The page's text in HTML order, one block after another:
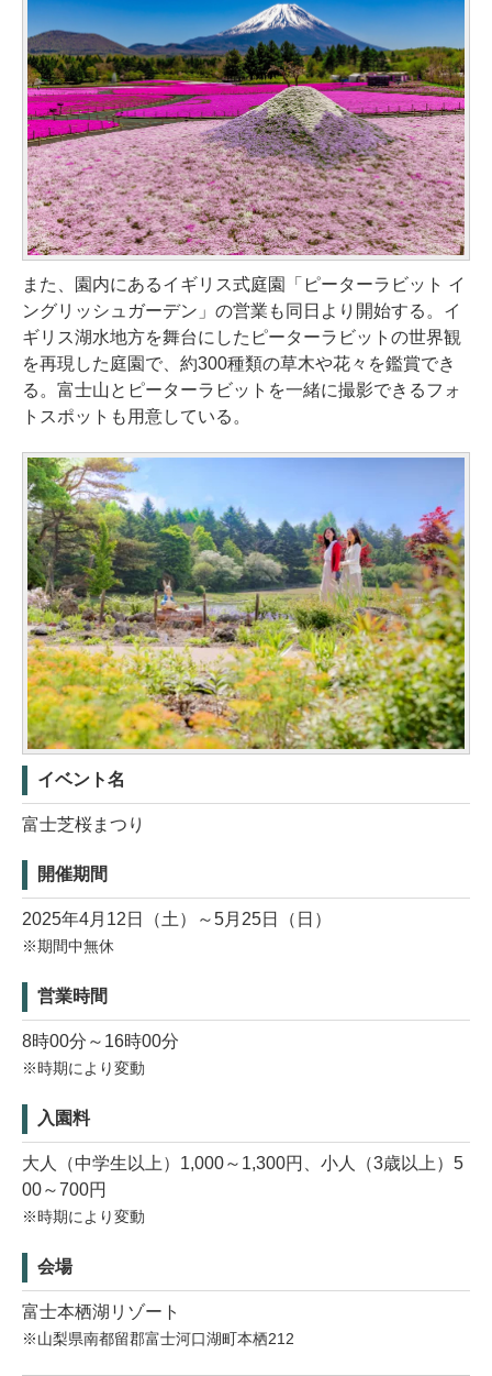
また、園内にあるイギリス式庭園「ピーターラビット イ
ングリッシュガーデン」の営業も同日より開始する。イ
ギリス湖水地方を舞台にしたピーターラビットの世界観
を再現した庭園で、約300種類の草木や花々を鑑賞でき
る。富士山とピーターラビットを一緒に撮影できるフォ
トスポットも用意している。
イベント名
富士芝桜まつり
開催期間
2025年4月12日（土）～5月25日（日）
※期間中無休
営業時間
8時00分～16時00分
※時期により変動
入園料
大人（中学生以上）1,000～1,300円、小人（3歳以上）5
00～700円
※時期により変動
会場
富士本栖湖リゾート
※山梨県南都留郡富士河口湖町本栖212